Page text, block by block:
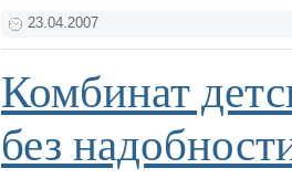
23.04.2007
Комбинат
без